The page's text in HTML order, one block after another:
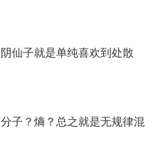
子就是单纯喜欢到处散
？熵？总之就是无规律混